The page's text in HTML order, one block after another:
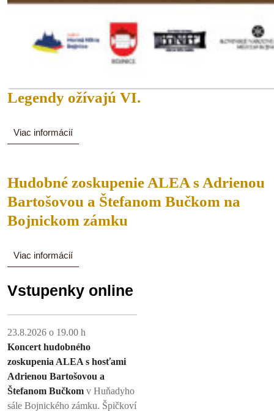
Legendy ožívajú VI.
Viac informáciíViac
informácií
Hudobné zoskupenie ALEA s Adrienou
Bartošovou a Štefanom Bučkom na
Bojnickom zámku
Adrienou
Bartošovou
Bojnickom
Viac informáciíViac
informácií
Vstupenky online
23.8.2026 o 19.00 h
Koncert hudobného
zoskupenia ALEA s hosťami
Adrienou Bartošovou a
Štefanom Bučkom v Huňadyho
sále Bojnického zámku. Špičkoví